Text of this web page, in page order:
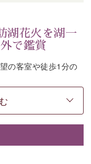
湖花火を湖一
で鑑賞
の客室や徒歩1分の
て競い合う「全国新
創的な技術を詰め込